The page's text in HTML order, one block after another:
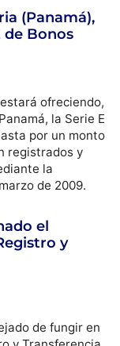
(Panamá),
de Bonos
ofreciendo,
la Serie E
por un monto
registrados y
la
de 2009.
el
y
de fungir en